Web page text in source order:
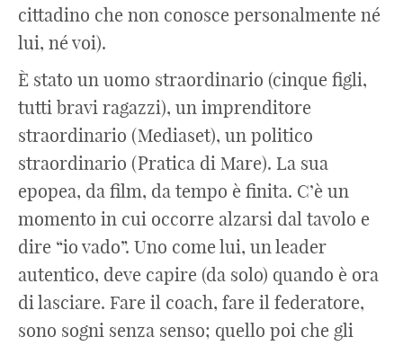
cittadino che non conosce personalmente né
lui, né voi).
È stato un uomo straordinario (cinque figli,
tutti bravi ragazzi), un imprenditore
straordinario (Mediaset), un politico
straordinario (Pratica di Mare). La sua
epopea, da film, da tempo è finita. C’è un
momento in cui occorre alzarsi dal tavolo e
dire “io vado”. Uno come lui, un leader
autentico, deve capire (da solo) quando è ora
di lasciare. Fare il coach, fare il federatore,
sono sogni senza senso; quello poi che gli